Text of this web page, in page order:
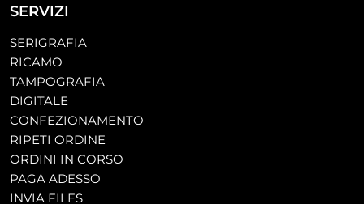
SERVIZI
SERIGRAFIA
RICAMO
TAMPOGRAFIA
DIGITALE
CONFEZIONAMENTO
RIPETI ORDINE
ORDINI IN CORSO
PAGA ADESSO
INVIA FILES